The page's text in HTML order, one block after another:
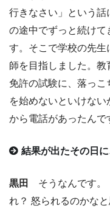
行きなさい」という
の途中でずっと続け
す。そこで学校の先
師を目指しました。
免許の試験に、落っ
を始めないといけな
から電話があったんで
結果が出たその日
黒田
そうなんです。
れ？ 怒られるのかなと